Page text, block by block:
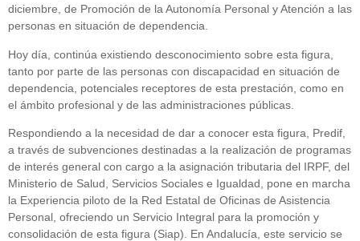
diciembre, de Promoción de la Autonomía Personal y Atención a las
personas en situación de dependencia.
Hoy día, continúa existiendo desconocimiento sobre esta figura,
tanto por parte de las personas con discapacidad en situación de
dependencia, potenciales receptores de esta prestación, como en
el ámbito profesional y de las administraciones públicas.
Respondiendo a la necesidad de dar a conocer esta figura, Predif,
a través de subvenciones destinadas a la realización de programas
de interés general con cargo a la asignación tributaria del IRPF, del
Ministerio de Salud, Servicios Sociales e Igualdad, pone en marcha
la Experiencia piloto de la Red Estatal de Oficinas de Asistencia
Personal, ofreciendo un Servicio Integral para la promoción y
consolidación de esta figura (Siap). En Andalucía, este servicio se